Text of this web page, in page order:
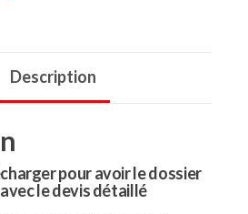
Description
pour avoir le dossier
le devis détaillé